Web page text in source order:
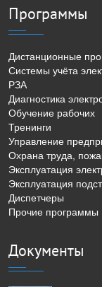
Программы
Дистанционные
Системы учёта
РЗА
Диагностика
Обучение рабочих
Тренинги
Управление
Охрана труда,
Эксплуатация
Эксплуатация
Диспетчеры
Прочие программы
Документы